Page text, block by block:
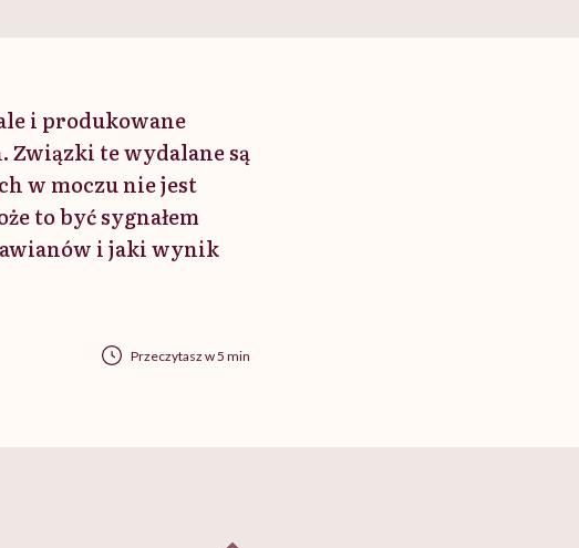
i produkowane
te wydalane są
w moczu nie jest
to być sygnałem
i jaki wynik
Przeczytasz w 5 min